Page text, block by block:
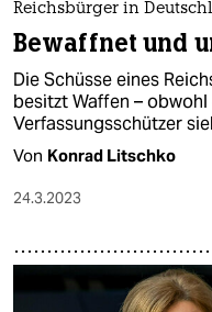
Reichsbürger in
Bewaffnet und
Die Schüsse eines
besitzt Waffen –
Verfassungsschützer
Von Konrad Litschko
24.3.2023